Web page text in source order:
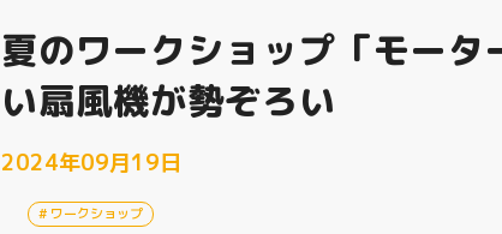
夏のワークショップ「モー
い扇風機が勢ぞろい
2024年09月19日
ワークショップ